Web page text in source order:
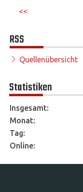
<<
RSS
Quellenübersicht
Statistiken
Online:
Insgesamt:
Monat:
Tag: